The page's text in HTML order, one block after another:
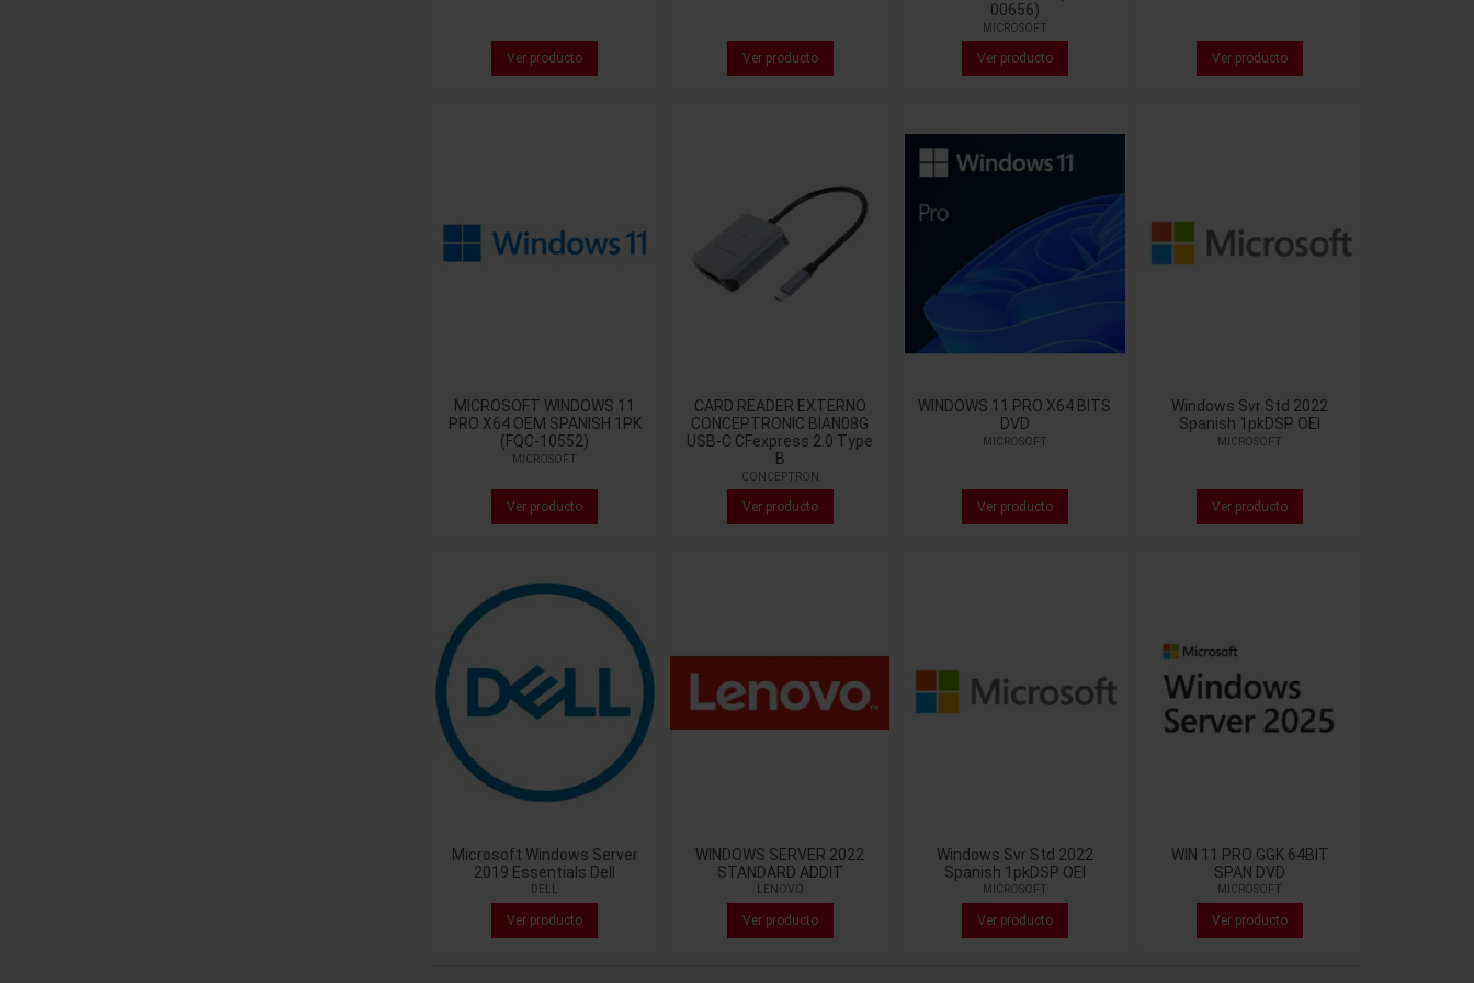
Ver producto Ver producto
00656)
MICROSOFT
Ver producto Ver producto
MICROSOFT WINDOWS 11
PRO X64 OEM SPANISH 1PK
(FQC-10552)
MICROSOFT
Ver producto
CARD READER EXTERNO
CONCEPTRONIC BIAN08G
USB-C CFexpress 2.0 Type
B
CONCEPTRON
Ver producto
WINDOWS 11 PRO X64 BITS
DVD
MICROSOFT
Ver producto
Windows Svr Std 2022
Spanish 1pkDSP OEI
MICROSOFT
Ver producto
Microsoft Windows Server
2019 Essentials Dell
DELL
Ver producto
WINDOWS SERVER 2022
STANDARD ADDIT
LENOVO
Ver producto
Windows Svr Std 2022
Spanish 1pkDSP OEI
MICROSOFT
Ver producto
WIN 11 PRO GGK 64BIT
SPAN DVD
MICROSOFT
Ver producto